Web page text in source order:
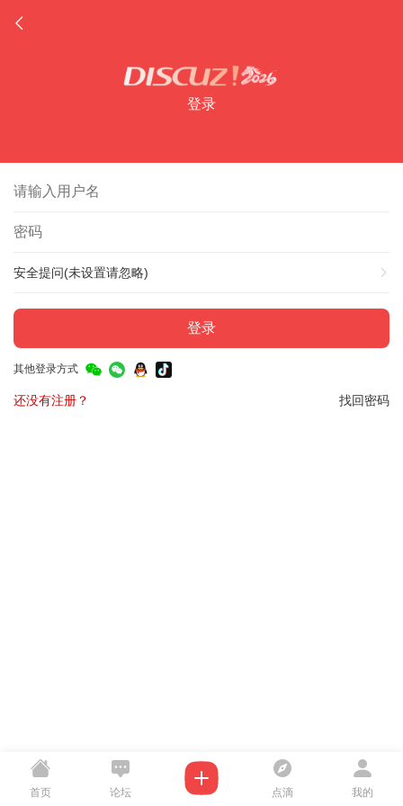
登录
安全提问(未设置请忽略)
登录
其他登录方式
找回密码
还没有注册？
首页 论坛 点滴 我的